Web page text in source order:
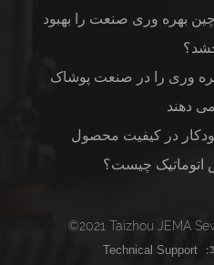
بهره وری صنعت را بهبود
وری را در صنعت پوشاک
دهند
در کیفیت محصول
اتوماتیک چیست؟
©2021 Taizhou JEMA
Technical Support ：